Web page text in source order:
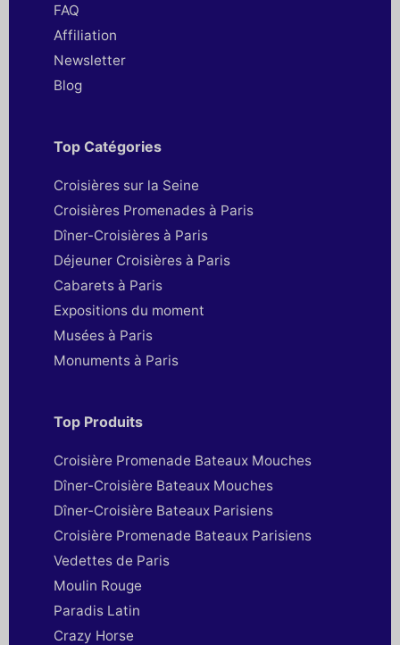
FAQ
Affiliation
Newsletter
Blog
Top Catégories
Croisières sur la Seine
Croisières Promenades à Paris
Dîner-Croisières à Paris
Déjeuner Croisières à Paris
Cabarets à Paris
Expositions du moment
Musées à Paris
Monuments à Paris
Top Produits
Croisière Promenade Bateaux Mouches
Dîner-Croisière Bateaux Mouches
Dîner-Croisière Bateaux Parisiens
Croisière Promenade Bateaux Parisiens
Vedettes de Paris
Moulin Rouge
Paradis Latin
Crazy Horse